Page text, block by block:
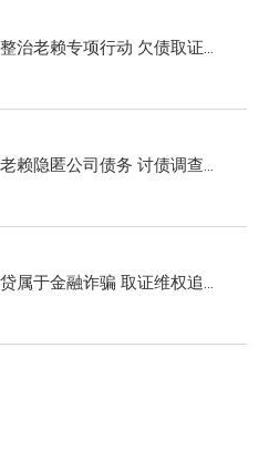
治老赖专项行动 欠债取证公
赖隐匿公司债务 讨债调查起
属于金融诈骗 取证维权追回